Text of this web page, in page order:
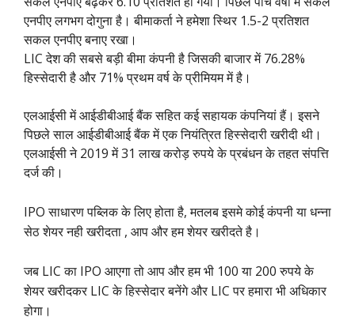
एनपीए लगभग दोगुना है। बीमाकर्ता ने हमेशा स्थिर 1.5-2 प्रतिशत
सकल एनपीए बनाए रखा।
LIC देश की सबसे बड़ी बीमा कंपनी है जिसकी बाजार में 76.28%
हिस्सेदारी है और 71% प्रथम वर्ष के प्रीमियम में है।
एलआईसी में आईडीबीआई बैंक सहित कई सहायक कंपनियां हैं। इसने
पिछले साल आईडीबीआई बैंक में एक नियंत्रित हिस्सेदारी खरीदी थी।
एलआईसी ने 2019 में 31 लाख करोड़ रुपये के प्रबंधन के तहत संपत्ति
दर्ज की।
IPO साधारण पब्लिक के लिए होता है, मतलब इसमे कोई कंपनी या धन्ना
सेठ शेयर नही खरीदता , आप और हम शेयर खरीदते है।
जब LIC का IPO आएगा तो आप और हम भी 100 या 200 रुपये के
शेयर खरीदकर LIC के हिस्सेदार बनेंगे और LIC पर हमारा भी अधिकार
होगा।